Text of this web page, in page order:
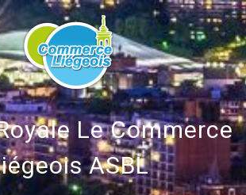
Le Commerce
ASBL